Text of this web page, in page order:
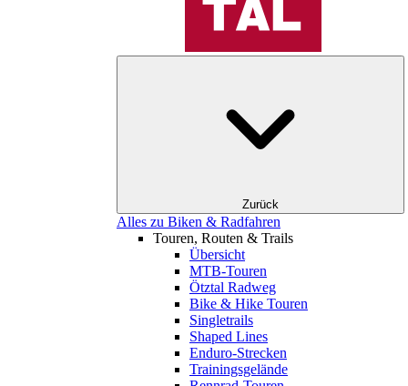
Zurück
Alles zu Biken & Radfahren
Touren, Routen & Trails
Übersicht
MTB-Touren
Ötztal Radweg
Bike & Hike Touren
Singletrails
Shaped Lines
Enduro-Strecken
Trainingsgelände